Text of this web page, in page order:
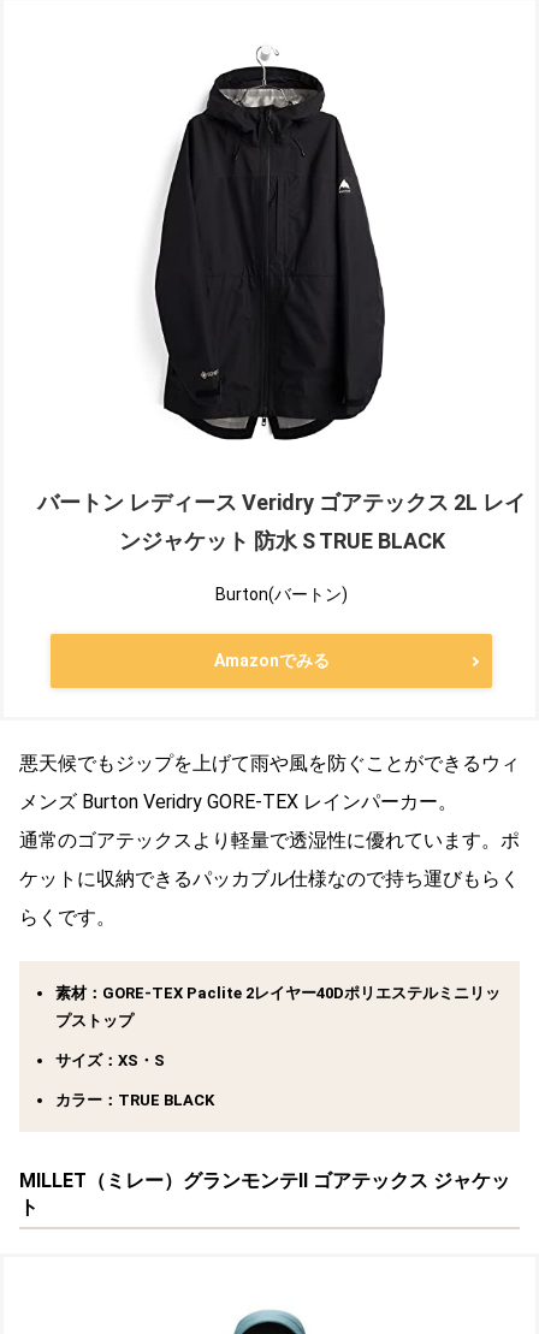
バートン レディース Veridry ゴアテックス 2L レイ
ンジャケット 防水 S TRUE BLACK
Burton(バートン)
Amazonでみる
悪天候でもジップを上げて雨や風を防ぐことができるウィ
メンズ Burton Veridry GORE-TEX レインパーカー。
通常のゴアテックスより軽量で透湿性に優れています。ポ
ケットに収納できるパッカブル仕様なので持ち運びもらく
らくです。
素材：GORE-TEX Paclite 2レイヤー40Dポリエステルミニリッ
プストップ
サイズ：XS・S
カラー：TRUE BLACK
MILLET（ミレー）グランモンテII ゴアテックス ジャケッ
ト